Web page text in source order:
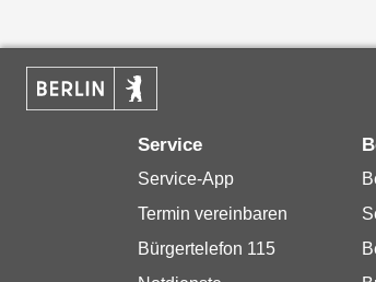
Service
Service-App
Termin vereinbaren
Bürgertelefon 115